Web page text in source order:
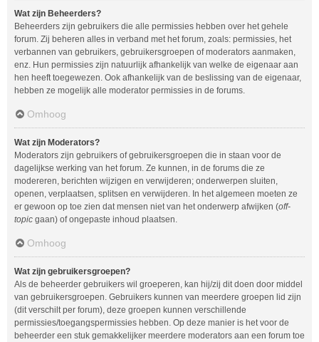
Wat zijn Beheerders?
Beheerders zijn gebruikers die alle permissies hebben over het gehele
forum. Zij beheren alles in verband met het forum, zoals: permissies, het
verbannen van gebruikers, gebruikersgroepen of moderators aanmaken,
enz. Hun permissies zijn natuurlijk afhankelijk van welke de eigenaar aan
hen heeft toegewezen. Ook afhankelijk van de beslissing van de eigenaar,
hebben ze mogelijk alle moderator permissies in de forums.
Omhoog
Wat zijn Moderators?
Moderators zijn gebruikers of gebruikersgroepen die in staan voor de
dagelijkse werking van het forum. Ze kunnen, in de forums die ze
modereren, berichten wijzigen en verwijderen; onderwerpen sluiten,
openen, verplaatsen, splitsen en verwijderen. In het algemeen moeten ze
er gewoon op toe zien dat mensen niet van het onderwerp afwijken (off-
topic gaan) of ongepaste inhoud plaatsen.
Omhoog
Wat zijn gebruikersgroepen?
Als de beheerder gebruikers wil groeperen, kan hij/zij dit doen door middel
van gebruikersgroepen. Gebruikers kunnen van meerdere groepen lid zijn
(dit verschilt per forum), deze groepen kunnen verschillende
permissies/toegangspermissies hebben. Op deze manier is het voor de
beheerder een stuk gemakkelijker meerdere moderators aan een forum toe